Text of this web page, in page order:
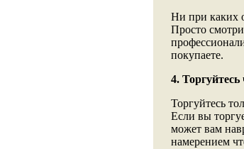
Ни при каких
Просто
покупаете.
4. Торгуйтесь
Торгуйтесь
Если вы
может вам
намерением